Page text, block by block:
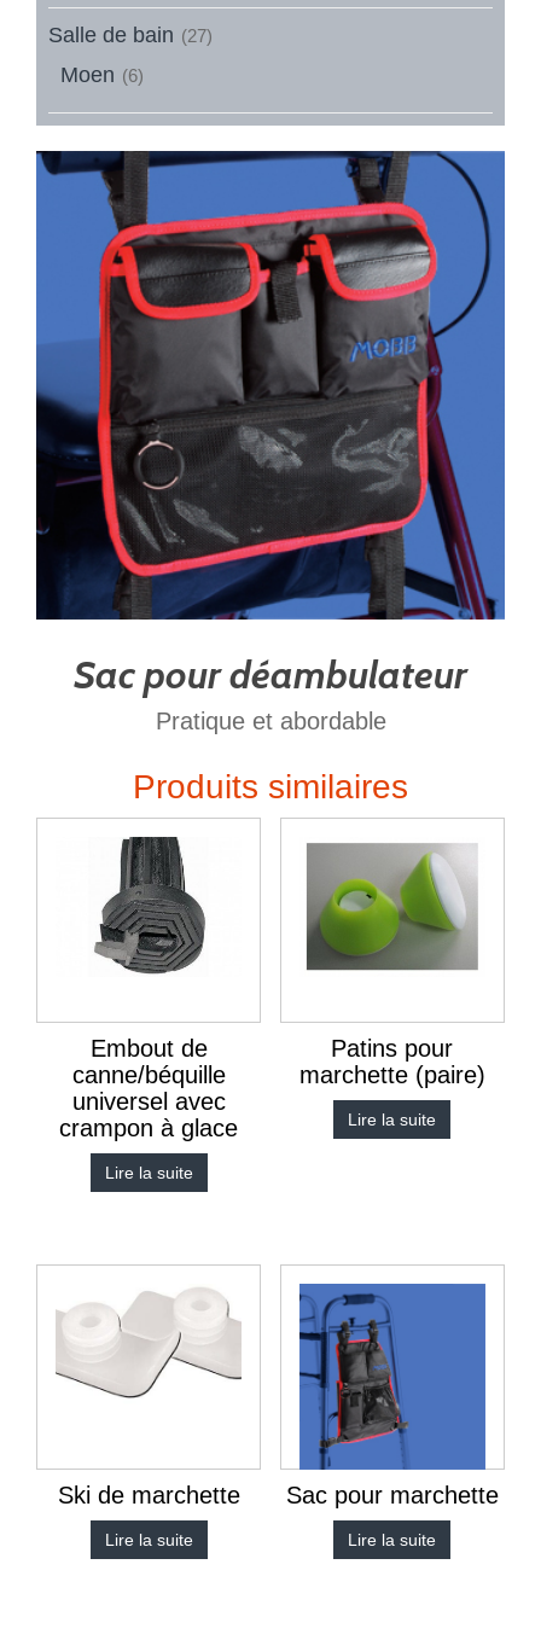
Salle de bain (27)
Moen (6)
Sac pour déambulateur
Pratique et abordable
Produits similaires
Embout de
canne/béquille
universel avec
crampon à glace
Lire la suite
Patins pour
marchette (paire)
Lire la suite
Ski de marchette
Lire la suite
Sac pour marchette
Lire la suite